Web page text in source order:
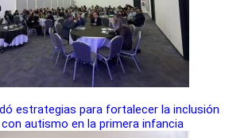
estrategias para fortalecer la inclusión
autismo en la primera infancia